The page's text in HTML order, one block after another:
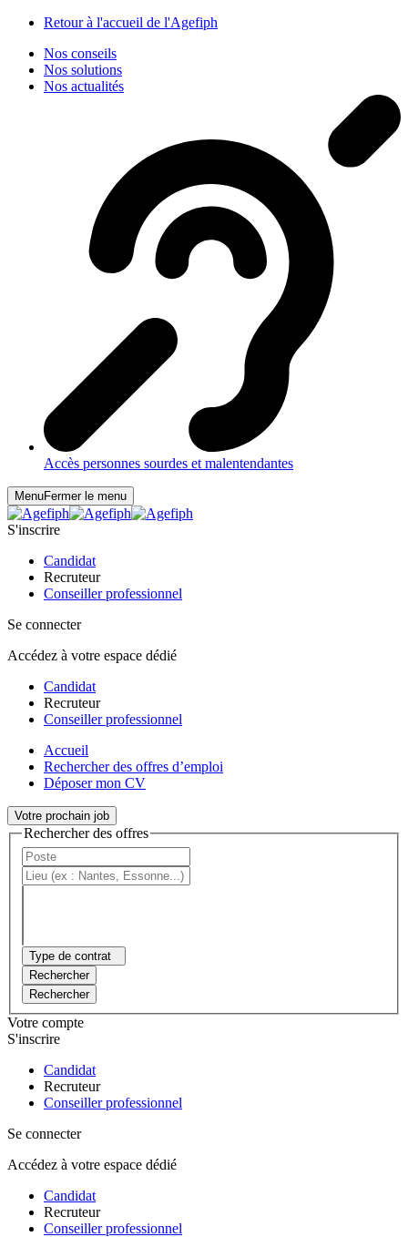
Retour à l'accueil de l'Agefiph
Nos conseils
Nos solutions
Nos actualités
Accès personnes sourdes et malentendantes
MenuFermer le menu
S'inscrire
Candidat
Recruteur
Conseiller professionnel
Se connecter
Accédez à votre espace dédié
Candidat
Recruteur
Conseiller professionnel
Accueil
Rechercher des offres d’emploi
Déposer mon CV
Votre prochain job
Rechercher des offres
Type de contrat
Rechercher
Rechercher
Votre compte
S'inscrire
Candidat
Recruteur
Conseiller professionnel
Se connecter
Accédez à votre espace dédié
Candidat
Recruteur
Conseiller professionnel